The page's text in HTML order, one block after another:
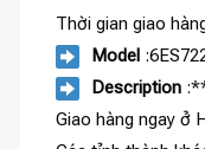
Thời gian giao
Model
Description
Giao hàng ngay ở